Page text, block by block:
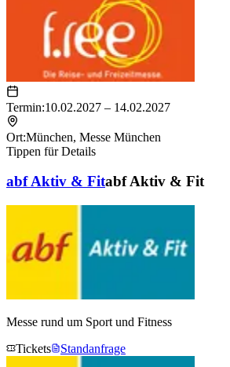
Termin:10.02.2027 – 14.02.2027
Ort:München, Messe München
Tippen für Details
abf Aktiv & Fitabf Aktiv & Fit
Messe rund um Sport und Fitness
Tickets
Standanfrage